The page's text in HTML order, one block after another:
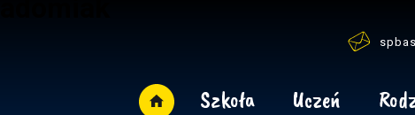
Szkoła Uczeń